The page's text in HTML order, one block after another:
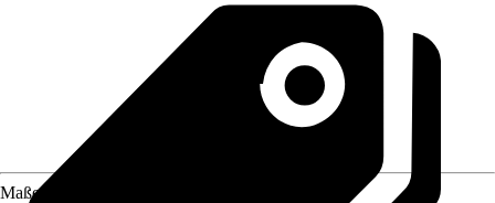
Maße (BxH)